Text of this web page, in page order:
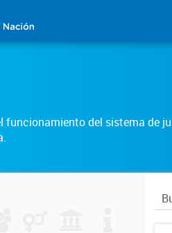
funcionamiento del sistema de